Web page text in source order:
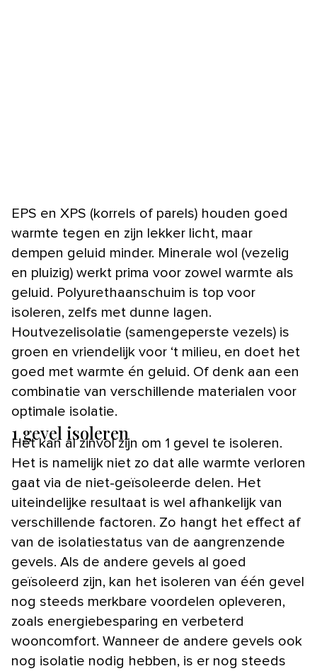
EPS en XPS (korrels of parels) houden goed
warmte tegen en zijn lekker licht, maar
dempen geluid minder. Minerale wol (vezelig
en pluizig) werkt prima voor zowel warmte als
geluid. Polyurethaanschuim is top voor
isoleren, zelfs met dunne lagen.
Houtvezelisolatie (samengeperste vezels) is
groen en vriendelijk voor ‘t milieu, en doet het
goed met warmte én geluid. Of denk aan een
combinatie van verschillende materialen voor
optimale isolatie.
1 gevel isoleren
Het kan al zinvol zijn om 1 gevel te isoleren.
Het is namelijk niet zo dat alle warmte verloren
gaat via de niet-geïsoleerde delen. Het
uiteindelijke resultaat is wel afhankelijk van
verschillende factoren. Zo hangt het effect af
van de isolatiestatus van de aangrenzende
gevels. Als de andere gevels al goed
geïsoleerd zijn, kan het isoleren van één gevel
nog steeds merkbare voordelen opleveren,
zoals energiebesparing en verbeterd
wooncomfort. Wanneer de andere gevels ook
nog isolatie nodig hebben, is er nog steeds